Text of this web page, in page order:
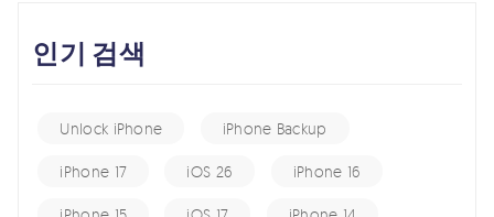
인기 검색
Unlock iPhone iPhone Backup
iPhone 17 iOS 26 iPhone 16